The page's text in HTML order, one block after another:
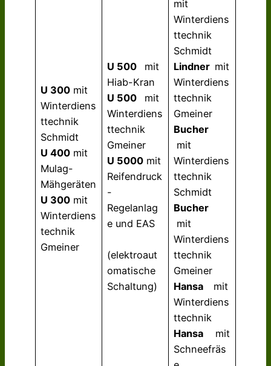
U 300 mit
Winterdiens
ttechnik
Schmidt
U 400 mit
Mulag-
Mähgeräten
U 300 mit
Winterdiens
technik
Gmeiner
U 500
mit
Hiab-Kran
U 500
mit
Winterdiens
ttechnik
Gmeiner
U 5000 mit
Reifendruck
-
Regelanlag
e und EAS
(elektroaut
omatische
Schaltung)
mit
Winterdiens
ttechnik
Schmidt
Lindner mit
Winterdiens
ttechnik
Gmeiner
Bucher
mit
Winterdiens
ttechnik
Schmidt
Bucher
mit
Winterdiens
ttechnik
Gmeiner
Hansa
mit
Winterdiens
ttechnik
Hansa mit
Schneefräs